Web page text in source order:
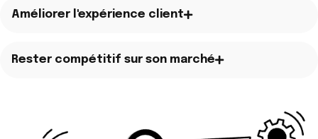
Améliorer l'expérience client
Rester compétitif sur son marché